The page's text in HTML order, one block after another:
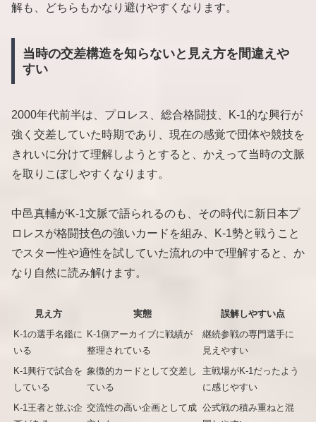
解も、どちらもかなり避けやすくなります。
当時の交差構造を知らないと見え方を間違えや
すい
2000年代前半は、プロレス、総合格闘技、K-1的な興行が
強く交差していた時期であり、現在の感覚で団体や競技を
きれいに分けて理解しようとすると、かえって当時の文脈
を取りこぼしやすくなります。
中邑真輔がK-1文脈で語られるのも、その時代に新日本プ
ロレスが格闘技色の強いカードを組み、K-1勢と戦うこと
でスター性や適性を試していた流れの中で理解すると、か
なり自然に読み解けます。
見え方 実態
誤解しやすい点
K-1の選手名鑑に
いる
K-1側アーカイブに戦績が
整理されている
継続参戦の専門選手に
見えやすい
K-1興行で試合を
している
象徴的カードとして交差し
ている
主戦場がK-1だったよう
に感じやすい
K-1王者と並ぶ企 交流性の高い企画として成 公式戦の積み重ねと混